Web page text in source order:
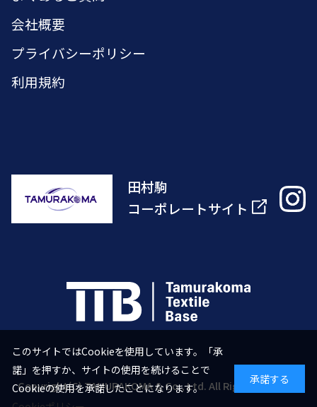
会社概要
プライバシーポリシー
利用規約
田村駒
コーポレートサイト
Copyright(C) TAMURAKOMA & Co., Ltd. All Right Reserved.
このサイトではCookieを使用しています。「承
諾」を押すか、サイトの使用を続けることで
Cookieの使用を承諾したことになります。
承諾する